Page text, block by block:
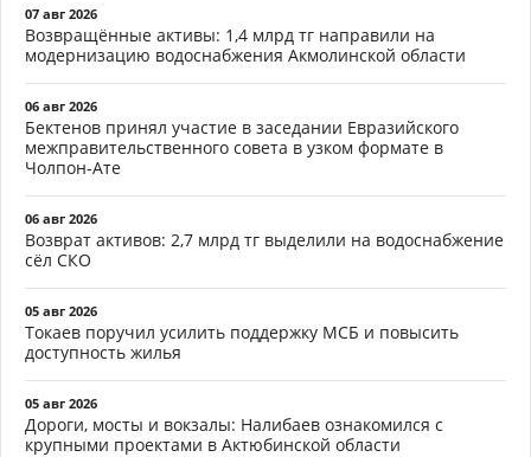
07 авг 2026
Возвращённые активы: 1,4 млрд тг направили на
модернизацию водоснабжения Акмолинской области
06 авг 2026
Бектенов принял участие в заседании Евразийского
межправительственного совета в узком формате в
Чолпон-Ате
06 авг 2026
Возврат активов: 2,7 млрд тг выделили на водоснабжение
сёл СКО
05 авг 2026
Токаев поручил усилить поддержку МСБ и повысить
доступность жилья
05 авг 2026
Дороги, мосты и вокзалы: Налибаев ознакомился с
крупными проектами в Актюбинской области